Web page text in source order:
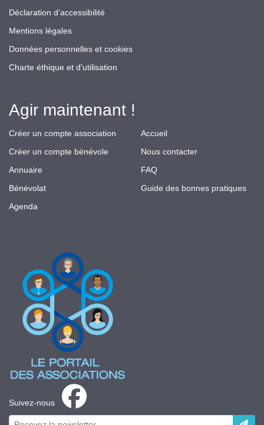
Suivez-nous
Déclaration d’accessibilité
Mentions légales
Données personnelles et cookies
Charte éthique et d'utilisation
Agir maintenant !
Créer un compte association
Créer un compte bénévole
Annuaire
Bénévolat
Agenda
Accueil
Nous contacter
FAQ
Guide des bonnes pratiques